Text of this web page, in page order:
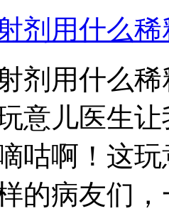
剂用什么稀
剂用什么
意儿医生
咕啊！这
的病友们，